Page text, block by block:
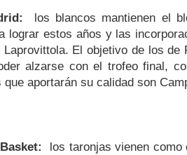
los blancos mantienen el
lograr estos años y las
El objetivo de los de
alzarse con el trofeo final,
que aportarán su calidad son
los taronjas vienen